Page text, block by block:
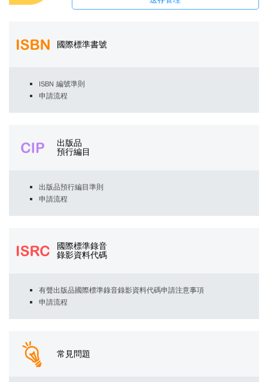
國際標準書號
ISBN 編號準則
申請流程
出版品
預行編目
出版品預行編目準則
申請流程
國際標準錄音
錄影資料代碼
有聲出版品國際標準錄音錄影資料代碼申請注意事項
申請流程
常見問題